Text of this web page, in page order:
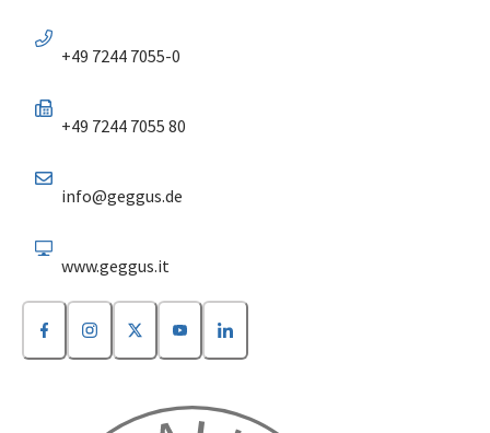
+49 7244 7055-0
+49 7244 7055 80
info@geggus.de
www.geggus.it